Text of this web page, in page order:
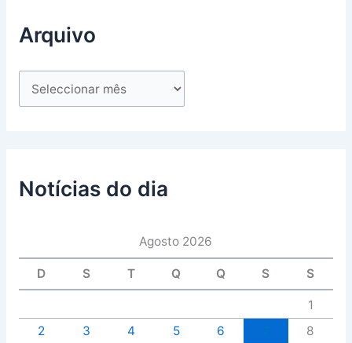
Arquivo
Notícias do dia
Agosto 2026
D S T Q Q S S
1
2
3 4 5 6
8